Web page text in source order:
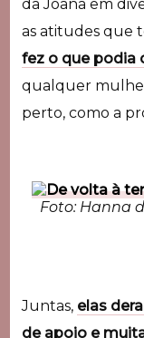
da Joana em
as atitudes que
fez o que podia
qualquer
perto, como a
Foto: Hanna
Juntas, elas
de apoio e